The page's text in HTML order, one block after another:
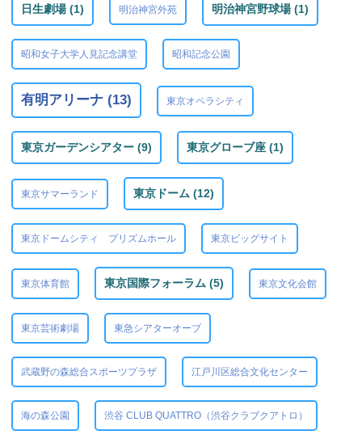
日生劇場 (1) 明治神宮外苑 明治神宮野球場 (1)
昭和女子大学人見記念講堂 昭和記念公園
有明アリーナ (13) 東京オペラシティ
東京ガーデンシアター (9) 東京グローブ座 (1)
東京サマーランド 東京ドーム (12)
東京ドームシティ プリズムホール 東京ビッグサイト
東京体育館 東京国際フォーラム (5) 東京文化会館
東京芸術劇場 東急シアターオーブ
武蔵野の森総合スポーツプラザ 江戸川区総合文化センター
海の森公園 渋谷 CLUB QUATTRO（渋谷クラブクアトロ）